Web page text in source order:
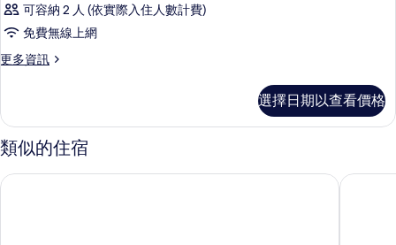
可容納 2 人 (依實際入住人數計費)
免費無線上網
更多資訊
更
的
詳
情
選擇日期以查看價格
類似的住宿
峇里水明漾海灘英迪格飯店 IHG 旗下飯店 峇里島